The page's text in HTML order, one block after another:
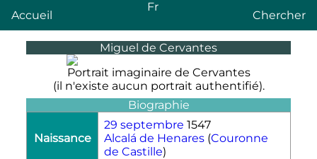
Accueil
Fr
Chercher
Miguel de Cervantes
Portrait imaginaire de Cervantes
(il n'existe aucun portrait authentifié).
Biographie
Naissance
29 septembre 1547
Alcalá de Henares (Couronne
de Castille)